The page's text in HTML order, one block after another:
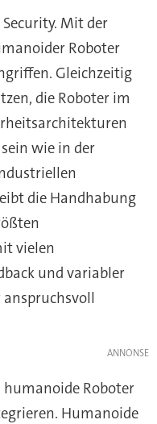
Mit der
Roboter
Gleichzeitig
die Roboter im
wie in der
die Handhabung
vielen
und variabler
Roboter
Humanoide